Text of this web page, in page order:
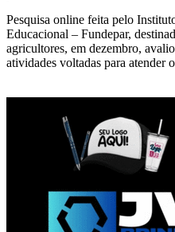
Pesquisa online feita pelo
Educacional – Fundepar,
agricultores, em dezembro,
atividades voltadas para atender